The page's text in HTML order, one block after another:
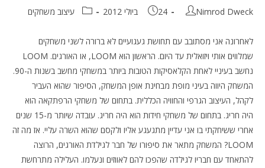
מחבר:
Nimrod Dweck פורסם:
24 ביולי 2012 קטגוריה:עיצוב משחקים
לאחרונה אני מסתובב עם תחושת געגועיים לא ברורה לשני משחקים
שמלווים אותי ויזואלית עד היום. הראשון הוא LOOM, או האורגים. LOOM
נחשב בעיניי לאחת הקלאסיקות הטובות ביותר במשחקי מחשב בשנות ה-90.
המשחק היווה בעיני מופת מבחינת אופן המשחק, הסיפור שהוא העביר
לקהל, העיצוב הגרפי והחוויה הכללית. בתחום של משחקי הרפתקאה הוא
היה חריג. בתחום של משחקי חידות הוא היה חריג. עובדה שיותר מ-15 שנים
אחרי ששיחקתי בו אני עדיין מתגעגע אליו ולקסם שהוא השרה עליי. אז מה זה
LOOM? המשחק מתאר את סיפורו של חבר לגילדת האורגים, הרוצה
להתאחד עם חבריו לגילדה שהפכו להם לאווזים ונעלמו. העלילה מתרחשת